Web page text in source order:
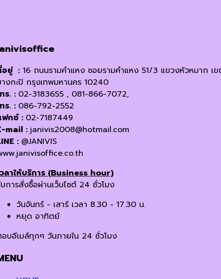
อยู่ : 16 ถนนรามคำแหง ซอยรามคำแหง 51/3 แขวงหัวหมาก เ
งกะปิ กรุงเทพมหานคร 10240
ร. : 02-3183655 , 081-866-7072,
ร. : 086-792-2552
กซ์ : 02-7187449
mail : janivis2008@hotmail.com
: @JANIVIS
ลาให้บริการ (Business hour)
การสั่งซื้อผ่านเว็บไซต์ 24 ชั่วโมง
วันจันทร์ - เสาร์ เวลา 8.30 - 17.30 น.
หยุด อาทิตย์
บอีเมล์ทุกๆ วันภายใน 24 ชั่วโมง